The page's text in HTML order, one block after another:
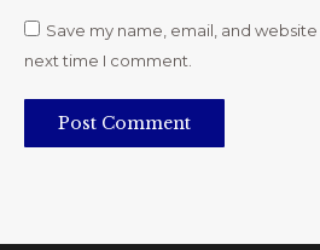
Save my name, email, and
next time I comment.
Post Comment